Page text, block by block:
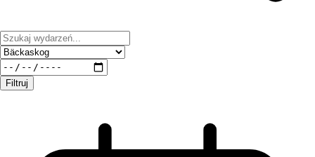
Filtruj